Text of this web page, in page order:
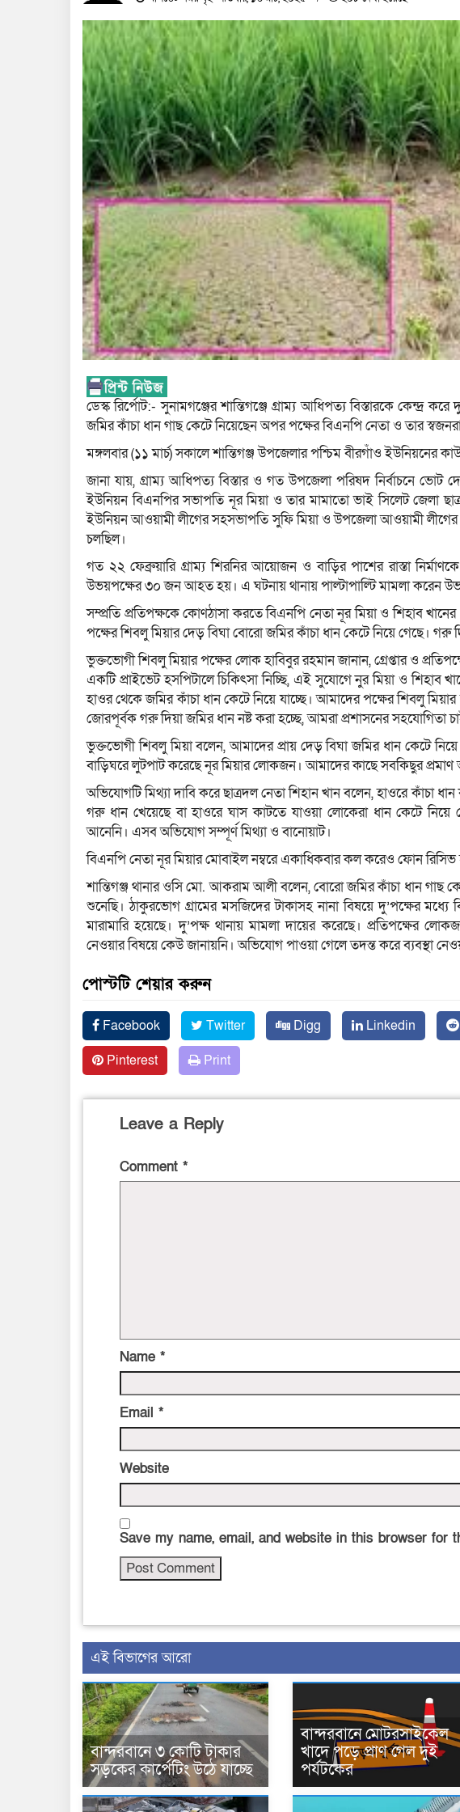
ডেস্ক রির্পোট:- সুনামগঞ্জের শান্তিগঞ্জে গ্রাম্য আধিপত্য বিস্তারকে কেন্দ্র
জমির কাঁচা ধান গাছ কেটে নিয়েছেন অপর পক্ষের বিএনপি নেতা ও তার
মঙ্গলবার (১১ মার্চ) সকালে শান্তিগঞ্জ উপজেলার পশ্চিম বীরগাঁও ইউনিয়নের
জানা যায়, গ্রাম্য আধিপত্য বিস্তার ও গত উপজেলা পরিষদ নির্বাচনে ভোট
ইউনিয়ন বিএনপির সভাপতি নূর মিয়া ও তার মামাতো ভাই সিলেট জেলা
ইউনিয়ন আওয়ামী লীগের সহসভাপতি সুফি মিয়া ও উপজেলা আওয়ামী
চলছিল।
গত ২২ ফেব্রুয়ারি গ্রাম্য শিরনির আয়োজন ও বাড়ির পাশের রাস্তা
উভয়পক্ষের ৩০ জন আহত হয়। এ ঘটনায় থানায় পাল্টাপাল্টি মামলা করেন
সম্প্রতি প্রতিপক্ষকে কোণঠাসা করতে বিএনপি নেতা নূর মিয়া ও শিহাব
পক্ষের শিবলু মিয়ার দেড় বিঘা বোরো জমির কাঁচা ধান কেটে নিয়ে গেছে। গরু
ভুক্তভোগী শিবলু মিয়ার পক্ষের লোক হাবিবুর রহমান জানান, গ্রেপ্তার ও
একটি প্রাইভেট হসপিটালে চিকিৎসা নিচ্ছি, এই সুযোগে নুর মিয়া ও শিহাব
হাওর থেকে জমির কাঁচা ধান কেটে নিয়ে যাচ্ছে। আমাদের পক্ষের শিবলু
জোরপূর্বক গরু দিয়া জমির ধান নষ্ট করা হচ্ছে, আমরা প্রশাসনের সহযোগিতা
ভুক্তভোগী শিবলু মিয়া বলেন, আমাদের প্রায় দেড় বিঘা জমির ধান কেটে
বাড়িঘরে লুটপাট করেছে নূর মিয়ার লোকজন। আমাদের কাছে সবকিছুর
অভিযোগটি মিথ্যা দাবি করে ছাত্রদল নেতা শিহান খান বলেন, হাওরে কাঁচা
গরু ধান খেয়েছে বা হাওরে ঘাস কাটতে যাওয়া লোকেরা ধান কেটে
আনেনি। এসব অভিযোগ সম্পূর্ণ মিথ্যা ও বানোয়াট।
বিএনপি নেতা নূর মিয়ার মোবাইল নম্বরে একাধিকবার কল করেও ফোন রিসিভ
শান্তিগঞ্জ থানার ওসি মো. আকরাম আলী বলেন, বোরো জমির কাঁচা ধান গাছ
শুনেছি। ঠাকুরভোগ গ্রামের মসজিদের টাকাসহ নানা বিষয়ে দু’পক্ষের
মারামারি হয়েছে। দু’পক্ষ থানায় মামলা দায়ের করেছে। প্রতিপক্ষের
নেওয়ার বিষয়ে কেউ জানায়নি। অভিযোগ পাওয়া গেলে তদন্ত করে ব্যবস্থা
পোস্টটি শেয়ার করুন
Facebook Twitter Digg Linkedin
Pinterest
Print
Leave a Reply
Comment *
Name *
Email *
Website
Save my name, email, and website in this browser for
এই বিভাগের আরো
বান্দরবানে ৩ কোটি টাকার
সড়কের কার্পেটিং উঠে যাচ্ছে
বান্দরবানে মোটরসাইকেল
খাদে পড়ে প্রাণ গেল দুই
পর্যটকের